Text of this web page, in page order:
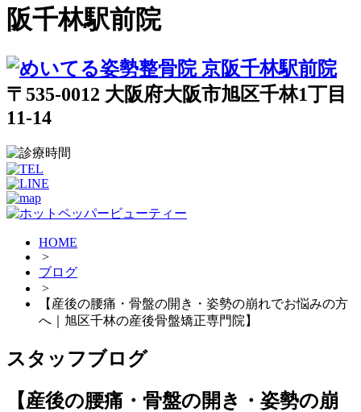
阪千林駅前院
〒535-0012 大阪府大阪市旭区千林1丁目
11-14
HOME
>
ブログ
>
【産後の腰痛・骨盤の開き・姿勢の崩れでお悩みの方
へ｜旭区千林の産後骨盤矯正専門院】
スタッフブログ
【産後の腰痛・骨盤の開き・姿勢の崩